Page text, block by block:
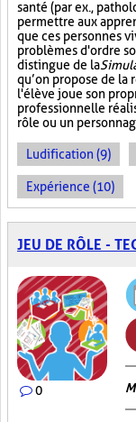
santé (par ex.,
permettre aux
que ces personnes
problèmes d'ordre
distingue de la
qu’on propose de la
l'élève joue son
professionnelle
rôle ou un
Ludification (9)
Expérience (10)
JEU DE RÔLE -
0